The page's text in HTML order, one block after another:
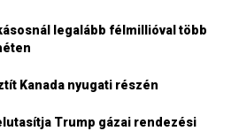
legalább félmillióval több
Kanada nyugati részén
Trump gázai rendezési